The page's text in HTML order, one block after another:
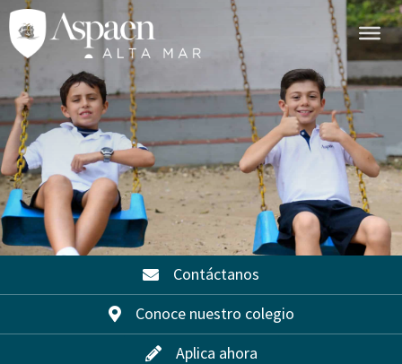
Contáctanos
Conoce nuestro colegio
Aplica ahora